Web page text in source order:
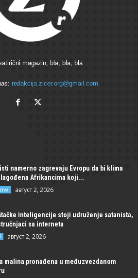
magazin, bla, bla, bla
redakcija.zicer.org@gmail.com
namerno zagrevaju Evropu da bi klima
Afrikancima koji...
август 2, 2026
inteligencije stoji udruženje satanista,
sa interneta
август 2, 2026
malina pronađena u međuzvezdanom